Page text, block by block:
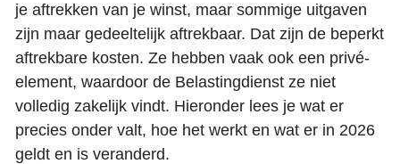
je aftrekken van je winst, maar sommige uitgaven
zijn maar gedeeltelijk aftrekbaar. Dat zijn de beperkt
aftrekbare kosten. Ze hebben vaak ook een privé-
element, waardoor de Belastingdienst ze niet
volledig zakelijk vindt. Hieronder lees je wat er
precies onder valt, hoe het werkt en wat er in 2026
geldt en is veranderd.